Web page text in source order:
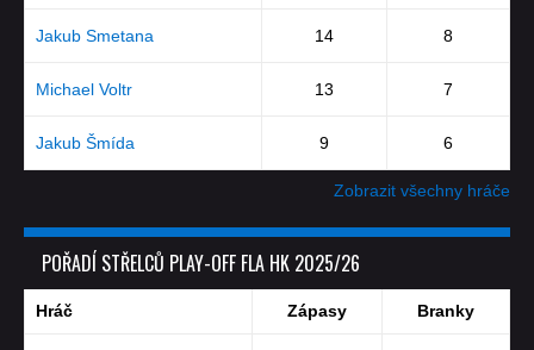
Jakub Smetana 14 8
Michael Voltr 13 7
Jakub Šmída 9 6
Zobrazit všechny hráče
POŘADÍ STŘELCŮ PLAY-OFF FLA HK 2025/26
Hráč Zápasy Branky